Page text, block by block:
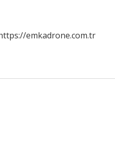
emkadrone.com.tr